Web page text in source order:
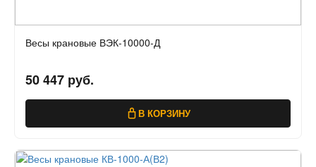
Весы крановые ВЭК-10000-Д
50 447 руб.
В КОРЗИНУ